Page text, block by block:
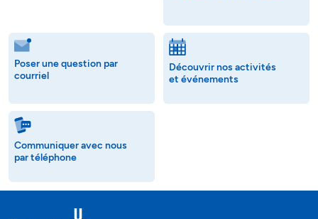
Poser une question par
courriel
Découvrir nos activités
et événements
Communiquer avec nous
par téléphone